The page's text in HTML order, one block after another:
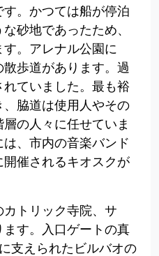
。かつては船が停泊
砂地であったため、
。アレナル公園に
歩道があります。過
ていました。最も裕
脇道は使用人やその
の人々に任せていま
、市内の音楽バンド
催されるキオスクが
トリック寺院、サ
す。入口ゲートの真
支えられたビルバオの